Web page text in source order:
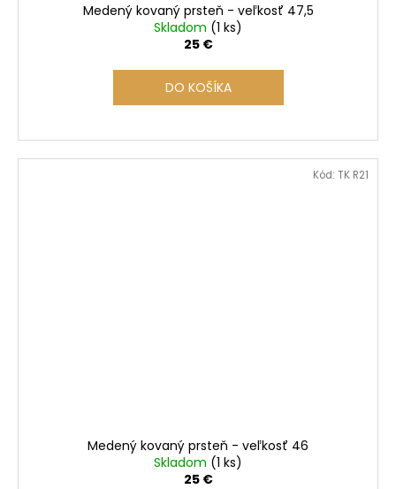
Medený kovaný prsteň - veľkosť 47,5
Skladom (1 ks)
25 €
DO KOŠÍKA
Medený kovaný prsteň - veľkosť 46
Skladom (1 ks)
25 €
Kód: TK R21